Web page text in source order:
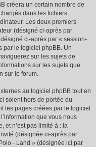
créera un certain nombre de
dans les fichiers
Les deux premiers
(désigné ci-après par
ci-après par « session-
par le logiciel phpBB. Un
sur les sujets de
sur les sujets que
sur le forum.
au logiciel phpBB tout en
soient hors de portée du
les pages créées par le logiciel
que vous nous
et n’est pas limité à : la
(désignée ci-après par
- Land » (désignée ici par